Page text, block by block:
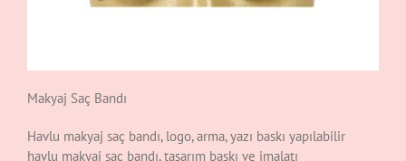
Makyaj Saç Bandı
Havlu makyaj saç bandı, logo, arma, yazı baskı yapılabilir
havlu makyaj saç bandı, tasarım baskı ve imalatı